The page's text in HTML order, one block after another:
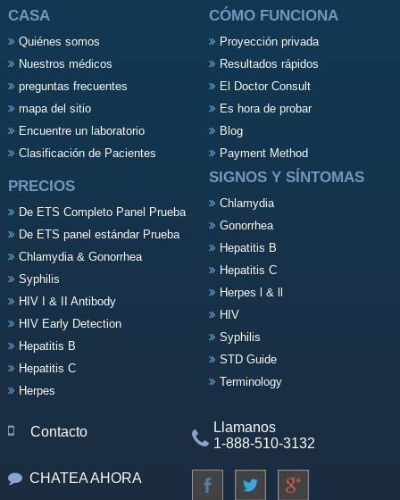
CASA
Quiénes somos
Nuestros médicos
preguntas frecuentes
mapa del sitio
Encuentre un laboratorio
Clasificación de Pacientes
CÓMO FUNCIONA
Proyección privada
Resultados rápidos
El Doctor Consult
Es hora de probar
Blog
Payment Method
PRECIOS
De ETS Completo Panel Prueba
De ETS panel estándar Prueba
Chlamydia & Gonorrhea
Syphilis
HIV I & II Antibody
HIV Early Detection
Hepatitis B
Hepatitis C
Herpes
SIGNOS Y SÍNTOMAS
Chlamydia
Gonorrhea
Hepatitis B
Hepatitis C
Herpes l & ll
HIV
Syphilis
STD Guide
Terminology
Contacto
Llamanos
1-888-510-3132
CHATEA AHORA